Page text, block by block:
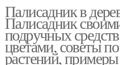
Палисадник в
Палисадник
подручных
цветами, советы
растений,